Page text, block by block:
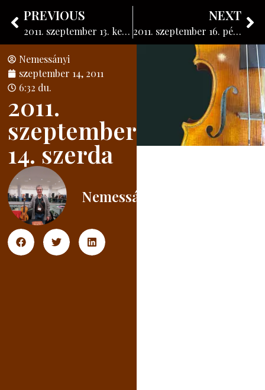
Hangszerkészítő
PREVIOUS
2011. szeptember 13. kedd
NEXT
2011. szeptember 16. péntek
Nemessányi
szeptember 14, 2011
6:32 du.
2011.
szeptember
14. szerda
Nemessányi